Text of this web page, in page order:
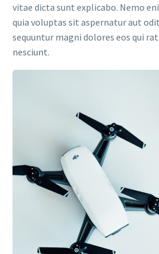
vitae dicta sunt explicabo. Nemo
quia voluptas sit aspernatur aut
sequuntur magni dolores eos qui
nesciunt.